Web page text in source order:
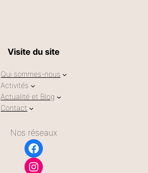
Visite du site
Qui sommes-nous
Activités
Actualité et Blog
Contact
Nos réseaux
Facebook
Instagram